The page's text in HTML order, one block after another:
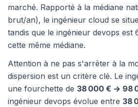
marché. Rapporté à la médiane
brut/an), le ingénieur cloud se
tandis que le ingénieur devops est
cette même médiane.
Attention à ne pas s'arrêter à la
dispersion est un critère clé. Le
une fourchette de 38 000 € → 98
ingénieur devops évolue entre 38